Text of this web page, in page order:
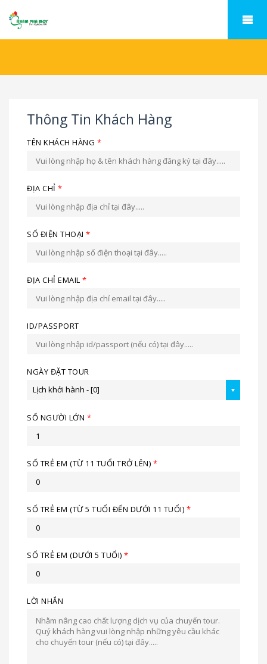
Thông Tin Khách Hàng
TÊN KHÁCH HÀNG *
ĐỊA CHỈ*
SỐ ĐIỆN THOẠI*
ĐỊA CHỈ EMAIL*
ID/PASSPORT
NGÀY ĐẶT TOUR
Lịch khởi hành - [0]
SỐ NGƯỜI LỚN *
SỐ TRẺ EM (TỪ 11 TUỔI TRỞ LÊN) *
SỐ TRẺ EM (TỪ 5 TUỔI ĐẾN DƯỚI 11 TUỔI)*
SỐ TRẺ EM (DƯỚI 5 TUỔI)*
LỜI NHẮN